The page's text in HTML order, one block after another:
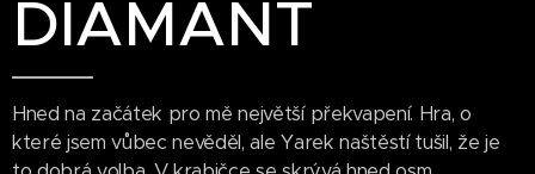
DIAMANT
Hned na začátek pro mě největší překvapení. Hra, o
které jsem vůbec nevěděl, ale Yarek naštěstí tušil, že je